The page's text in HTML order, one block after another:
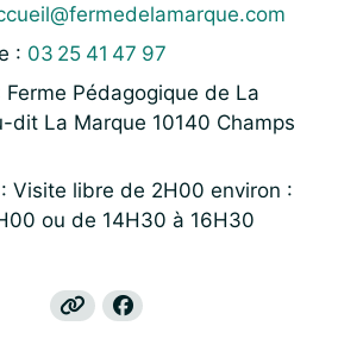
: 03 25 41 47 97
Ferme Pédagogique de La
dit La Marque 10140 Champs
Visite libre de 2H00 environ :
ou de 14H30 à 16H30